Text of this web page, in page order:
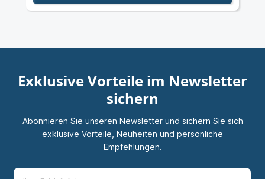
Exklusive Vorteile im Newsletter
sichern
Abonnieren Sie unseren Newsletter und sichern Sie sich
exklusive Vorteile, Neuheiten und persönliche
Empfehlungen.